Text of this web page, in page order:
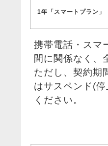
1年「スマートプラン」
携帯電話・スマ
間に関係なく、
ただし、契約期
はサスペンド(
ください。